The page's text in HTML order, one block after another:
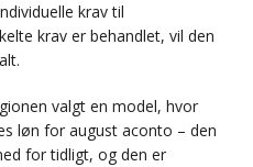
krav til
krav er behandlet, vil den
valgt en model, hvor
løn for august aconto – den
for tidligt, og den er